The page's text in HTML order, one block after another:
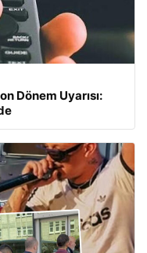
Dönem Uyarısı: